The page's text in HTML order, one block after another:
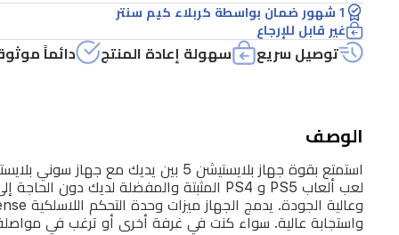
خصيصاً
للألعاب
يتصل
بجهاز
PS5
الخاص
1 شهور ضمان بواسطة كربلاء كيم سنتر
غير قابل للإرجاع
توصيل سريع سهولة إعادة المنتج دائماً
الوصف
واستجابة عالية. سواء كنت في غرفة أخرى أو ترغب في مواصلة